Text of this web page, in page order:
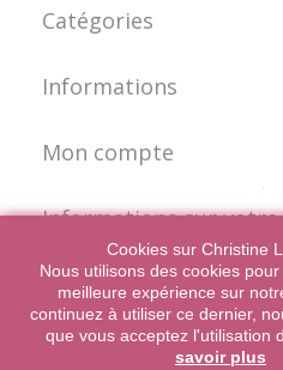
Catégories
Informations
© 2026 - Christine Lingerie -
Mon compte
Informations sur
Cookies sur Christine
Nous utilisons des cookies
meilleure expérience sur
continuez à utiliser ce dernier,
que vous acceptez l'utilisation
savoir plus